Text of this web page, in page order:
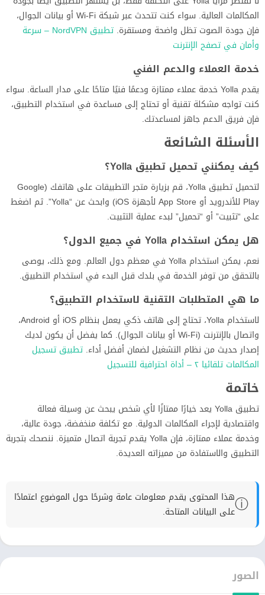
المكالمات العالية. سواء كنت تتحدث عبر شبكة Wi-Fi أو بيانات الجوال،
فإن جودة الصوت تظل واضحة ومستقرة.
تطبيق NordVPN – سرعة
وأمان في تصفح الإنترنت
خدمة العملاء والدعم الفني
يقدم Yolla خدمة عملاء ممتازة ودعمًا فنيًا متاحًا على مدار الساعة. سواء
كنت تواجه مشكلة تقنية أو تحتاج إلى مساعدة في استخدام التطبيق،
فإن فريق الدعم جاهز لمساعدتك.
الأسئلة الشائعة
كيف يمكنني تحميل تطبيق Yolla؟
لتحميل تطبيق Yolla، قم بزيارة متجر التطبيقات على هاتفك (Google
Play للأندرويد أو App Store لأجهزة iOS) وابحث عن “Yolla”. ثم اضغط
على “تثبيت” أو “تحميل” لبدء عملية التثبيت.
هل يمكن استخدام Yolla في جميع الدول؟
نعم، يمكن استخدام Yolla في معظم دول العالم. ومع ذلك، يوصى
بالتحقق من توفر الخدمة في بلدك قبل البدء في استخدام التطبيق.
ما هي المتطلبات التقنية لاستخدام التطبيق؟
لاستخدام Yolla، تحتاج إلى هاتف ذكي يعمل بنظام iOS أو Android،
واتصال بالإنترنت (Wi-Fi أو بيانات الجوال). كما يفضل أن يكون لديك
إصدار حديث من نظام التشغيل لضمان أفضل أداء. تطبيق تسجيل
المكالمات تلقائيا ٢ – أداة احترافية للتسجيل
خاتمة
تطبيق Yolla يعد خيارًا ممتازًا لأي شخص يبحث عن وسيلة فعالة
واقتصادية لإجراء المكالمات الدولية. مع تكلفة منخفضة، جودة عالية،
وخدمة عملاء ممتازة، فإن Yolla يقدم تجربة اتصال متميزة. ننصحك بتجربة
التطبيق والاستفادة من مميزاته العديدة.
ⓘهذا المحتوى يقدم معلومات عامة وشرحًا حول الموضوع اعتمادًا
على البيانات المتاحة.
الصور